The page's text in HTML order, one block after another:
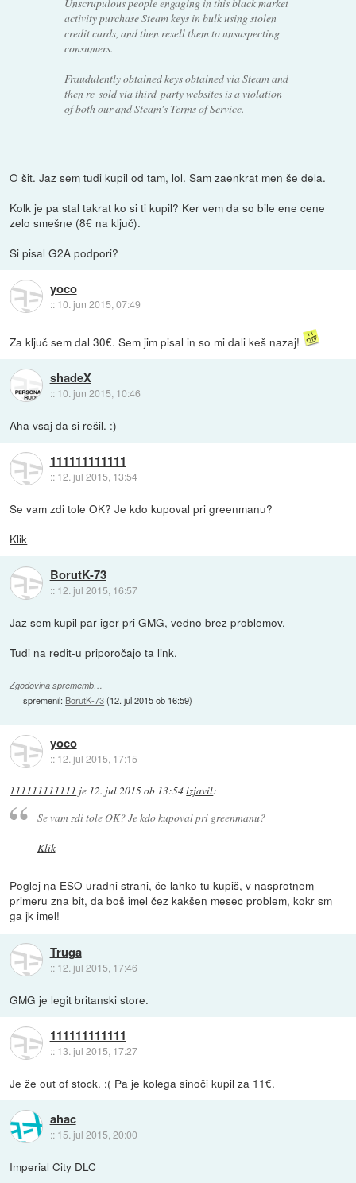
activity purchase Steam keys in bulk using stolen
credit cards, and then resell them to unsuspecting
consumers.
Fraudulently obtained keys obtained via Steam and
then re-sold via third-party websites is a violation
of both our and Steam's Terms of Service.
O šit. Jaz sem tudi kupil od tam, lol. Sam zaenkrat men še dela.
Kolk je pa stal takrat ko si ti kupil? Ker vem da so bile ene cene
zelo smešne (8€ na ključ).
Si pisal G2A podpori?
yoco
:: 10. jun 2015, 07:49
Za ključ sem dal 30€. Sem jim pisal in so mi dali keš nazaj!
shadeX
:: 10. jun 2015, 10:46
Aha vsaj da si rešil. :)
111111111111
:: 12. jul 2015, 13:54
Se vam zdi tole OK? Je kdo kupoval pri greenmanu?
Klik
BorutK-73
:: 12. jul 2015, 16:57
Jaz sem kupil par iger pri GMG, vedno brez problemov.
Tudi na redit-u priporočajo ta link.
Zgodovina sprememb…
spremenil: BorutK-73(12. jul 2015 ob 16:59)
yoco
:: 12. jul 2015, 17:15
111111111111 je 12. jul 2015 ob 13:54izjavil:
Se vam zdi tole OK? Je kdo kupoval pri greenmanu?
Klik
Poglej na ESO uradni strani, če lahko tu kupiš, v nasprotnem
primeru zna bit, da boš imel čez kakšen mesec problem, kokr sm
ga jk imel!
Truga
:: 12. jul 2015, 17:46
GMG je legit britanski store.
111111111111
:: 13. jul 2015, 17:27
Je že out of stock. :( Pa je kolega sinoči kupil za 11€.
ahac
:: 15. jul 2015, 20:00
Imperial City DLC